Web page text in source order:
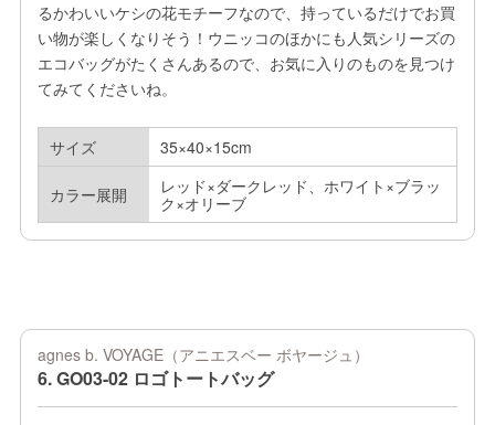
るかわいいケシの花モチーフなので、持っているだけでお買
い物が楽しくなりそう！ウニッコのほかにも人気シリーズの
エコバッグがたくさんあるので、お気に入りのものを見つけ
てみてくださいね。
サイズ 35×40×15cm
カラー展開
レッド×ダークレッド、ホワイト×ブラッ
ク×オリーブ
agnes b. VOYAGE（アニエスベー ボヤージュ）
6. GO03-02 ロゴトートバッグ